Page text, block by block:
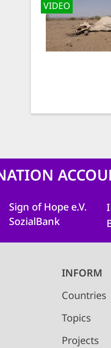
VIDEO
Sign of Hope e.V.
SozialBank
INFORM
Countries
Topics
Projects